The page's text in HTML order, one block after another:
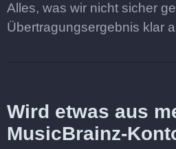
Alles, was wir nicht sicher
Übertragungsergebnis klar
Wird etwas aus
MusicBrainz-